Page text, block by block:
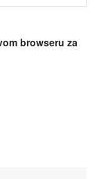
browseru za